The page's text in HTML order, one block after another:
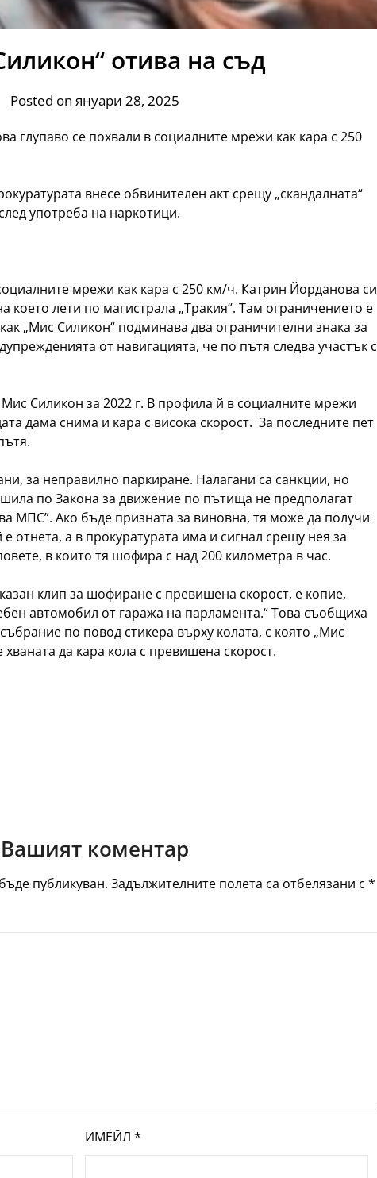
отива на съд
Posted on януари 28, 2025
глупаво се похвали в социалните мрежи как кара с 250
внесе обвинителен акт срещу „скандалната“
употреба на наркотици.
мрежи как кара с 250 км/ч. Катрин Йорданова си
което лети по магистрала „Тракия“. Там ограничението е
„Мис Силикон“ подминава два ограничителни знака за
от навигацията, че по пътя следва участък с
Силикон за 2022 г. В профила й в социалните мрежи
дама снима и кара с висока скорост. За последните пет
за неправилно паркиране. Налагани са санкции, но
по Закона за движение по пътища не предполагат
МПС”. Ако бъде призната за виновна, тя може да получи
отнета, а в прокуратурата има и сигнал срещу нея за
в които тя шофира с над 200 километра в час.
клип за шофиране с превишена скорост, е копие,
автомобил от гаража на парламента.“ Това съобщиха
по повод стикера върху колата, с която „Мис
да кара кола с превишена скорост.
Вашият коментар
публикуван. Задължителните полета са отбелязани с*
ИМЕЙЛ *